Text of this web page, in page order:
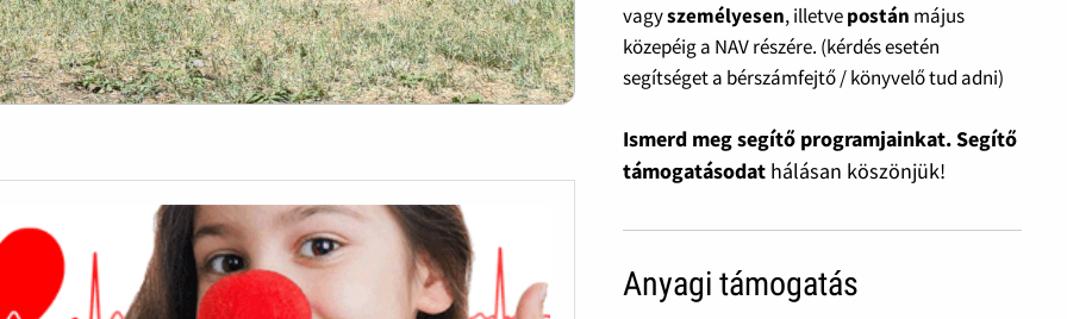
vagyszemélyesen, illetvepostán május
közepéig a NAV részére. (kérdés esetén
segítséget a bérszámfejtő / könyvelő tud adni)
Ismerd meg segítő programjainkat. Segítő
támogatásodat hálásan köszönjük!
Anyagi támogatás